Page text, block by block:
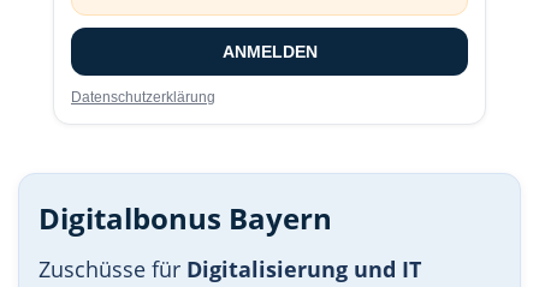
ANMELDEN
Datenschutzerklärung
Digitalbonus Bayern
Zuschüsse für Digitalisierung und IT